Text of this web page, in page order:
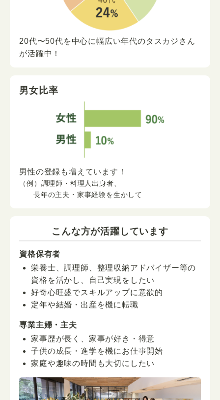
20代〜50代を中心に幅広い年代のタスカジさん
が活躍中！
男女比率
男性の登録も増えています！
（例）調理師・料理人出身者、
長年の主夫・家事経験を生かして
こんな方が活躍しています
資格保有者
栄養士、調理師、整理収納アドバイザー等の
資格を活かし、自己実現をしたい
好奇心旺盛でスキルアップに意欲的
定年や結婚・出産を機に転職
専業主婦・主夫
家事歴が長く、家事が好き・得意
子供の成長・進学を機にお仕事開始
家庭や趣味の時間も大切にしたい